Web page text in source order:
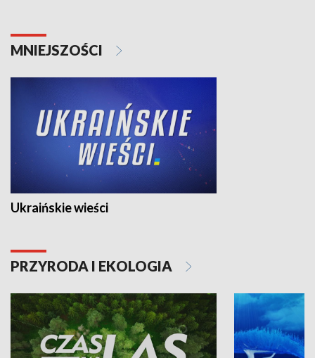
MNIEJSZOŚCI
Ukraińskie wieści
PRZYRODA I EKOLOGIA